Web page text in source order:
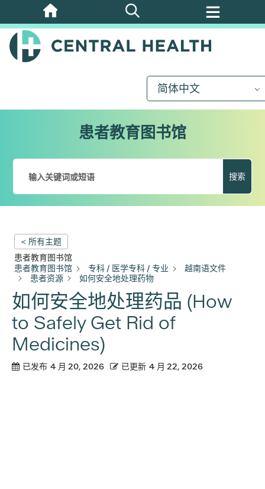
跳
至
主
简体中文
患者教育图书馆
搜索
< 所有主题
患者教育图书馆
患者教育图书馆
专科 / 医学专科 / 专业
越南语文件
患者资源
如何安全地处理药物
如何安全地处理药品 (How
to Safely Get Rid of
Medicines)
已发布 4 月 20, 2026 已更新 4 月 22, 2026